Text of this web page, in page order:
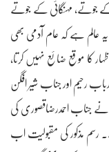
جوتے، مہنگائی کے جوتے
ہے کہ عام آدمی بھی
کا موقع ضائع نہیں کرتا،
رحیم اور جناب شیر افگن
جناب احمدرضاقصوری کی
رسم مذکور کی مقبولیت اب